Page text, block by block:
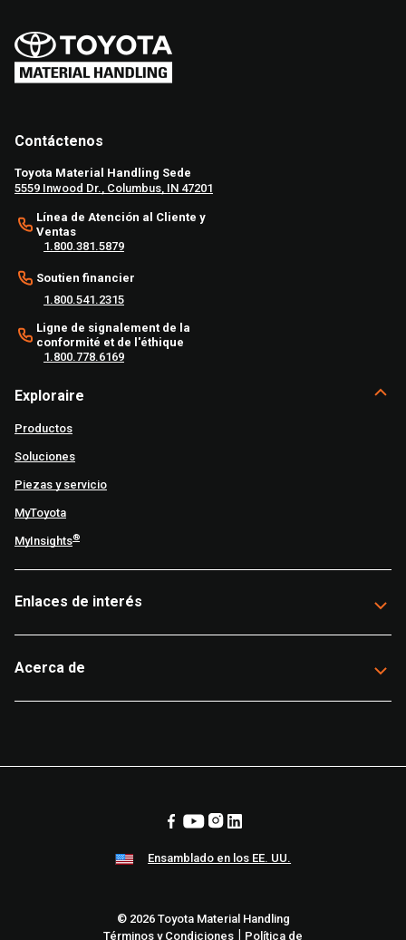
Contáctenos
Toyota Material Handling Sede
5559 Inwood Dr., Columbus, IN 47201
Línea de Atención al Cliente y
Ventas
1.800.381.5879
Soutien financier
1.800.541.2315
Ligne de signalement de la
conformité et de l'éthique
1.800.778.6169
Exploraire
Productos
Soluciones
Piezas y servicio
MyToyota
MyInsights®
Enlaces de interés
Acerca de
Ensamblado en los EE. UU.
© 2026 Toyota Material Handling
Términos y Condiciones
Política de